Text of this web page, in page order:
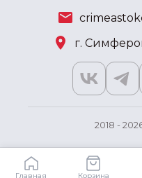
Главная Корзина
г.
2018 -